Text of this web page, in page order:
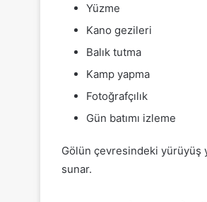
Yüzme
Kano gezileri
Balık tutma
Kamp yapma
Fotoğrafçılık
Gün batımı izleme
Gölün çevresindeki yürüyüş
sunar.